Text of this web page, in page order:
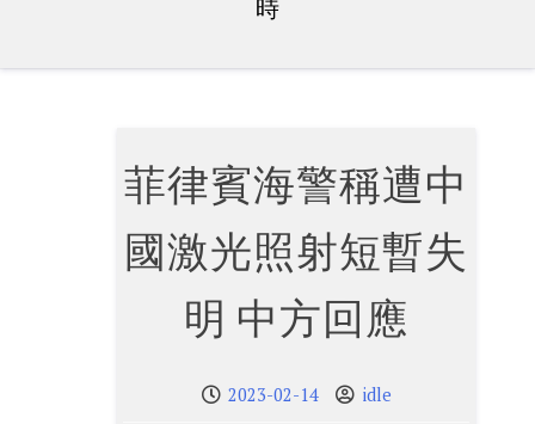
時
菲律賓海警稱遭中
國激光照射短暫失
明 中方回應
2023-02-14 idle